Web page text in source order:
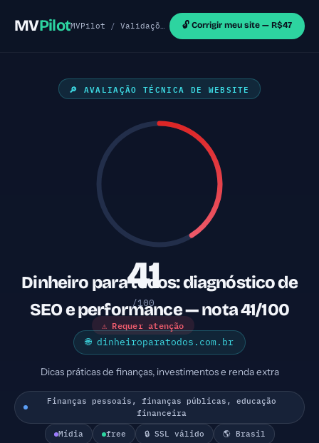
MVPilotMVPilot /Validações de MVP /Sites WordPress /
🔓 Corrigir meu site — R$47
🔎 AVALIAÇÃO TÉCNICA DE WEBSITE
41
/100
⚠ Requer atenção
Dinheiro para todos: diagnóstico de
SEO e performance — nota 41/100
🌐 dinheiroparatodos.com.br
Dicas práticas de finanças, investimentos e renda extra
Finanças pessoais, finanças públicas, educação
financeira
Mídia free 🔒 SSL válido 🌎 Brasil